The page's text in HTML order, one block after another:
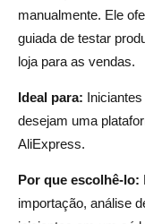
manualmente. Ele
guiada de testar
loja para as vendas.
Ideal para:
desejam uma
AliExpress.
Por que escolhê-lo:
importação, análise